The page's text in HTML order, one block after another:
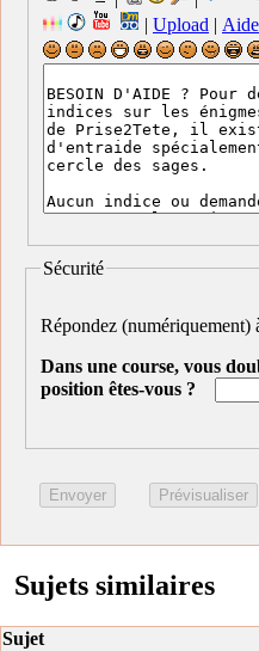
| Upload | Aide
Sécurité
Répondez (numériquement)
Dans une course, vous
position êtes-vous ?
Sujets similaires
Sujet